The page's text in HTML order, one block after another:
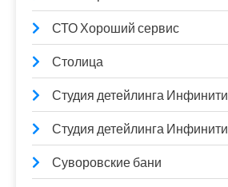
СТО Хороший сервис
Столица
Студия детейлинга Инфинити
Студия детейлинга Инфинити
Суворовские бани